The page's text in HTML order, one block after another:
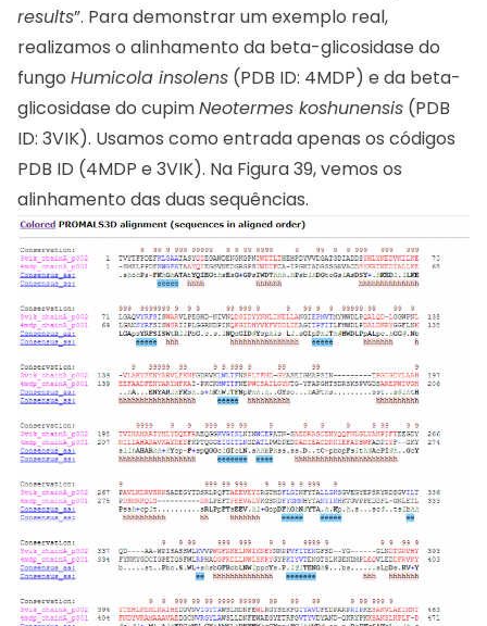
results”. Para demonstrar um exemplo real,
realizamos o alinhamento da beta-glicosidase do
fungo Humicola insolens (PDB ID: 4MDP) e da beta-
glicosidase do cupimNeotermes koshunensis (PDB
ID: 3VIK). Usamos como entrada apenas os códigos
PDB ID (4MDP e 3VIK). Na Figura 39, vemos os
alinhamento das duas sequências.